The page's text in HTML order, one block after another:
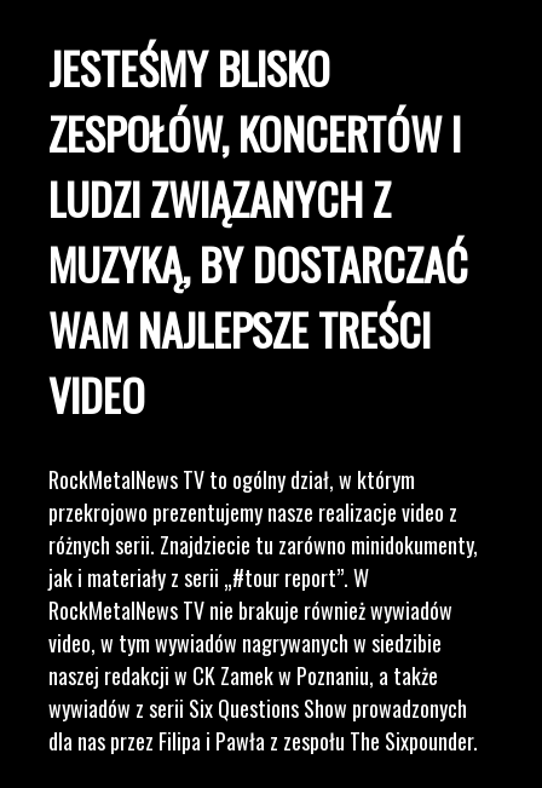
JESTEŚMY BLISKO
ZESPOŁÓW, KONCERTÓW I
LUDZI ZWIĄZANYCH Z
MUZYKĄ, BY DOSTARCZAĆ
WAM NAJLEPSZE TREŚCI
VIDEO
RockMetalNews TV to ogólny dział, w którym
przekrojowo prezentujemy nasze realizacje video z
różnych serii. Znajdziecie tu zarówno minidokumenty,
jak i materiały z serii „#tour report”. W
RockMetalNews TV nie brakuje również wywiadów
video, w tym wywiadów nagrywanych w siedzibie
naszej redakcji w CK Zamek w Poznaniu, a także
wywiadów z serii Six Questions Show prowadzonych
dla nas przez Filipa i Pawła z zespołu The Sixpounder.